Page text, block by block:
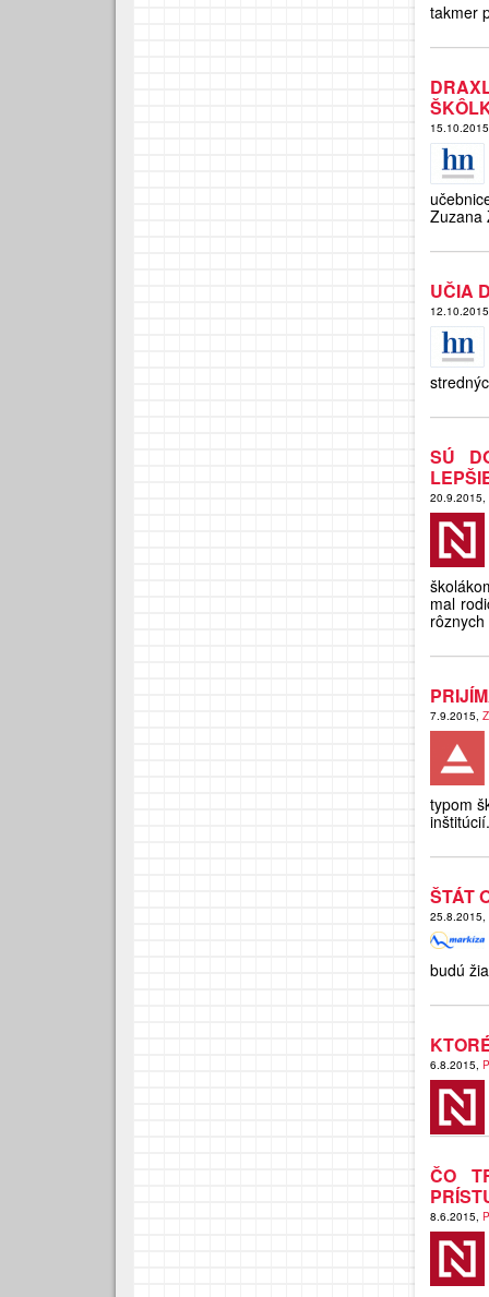
takmer
Zuzana
UČIA
SÚ
20.9.2015,
mal
7.9.2015,
typom
inštitúcií.
ŠTÁT
25.8.2015,
budú
6.8.2015,
ČO
8.6.2015,